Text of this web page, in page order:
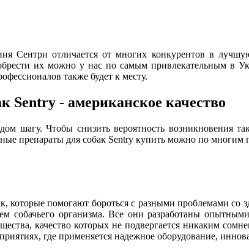
Сентри отличается от многих конкурентов в
их можно у нас по самым привлекательным в
также будет к месту.
Sentry - американское качество
шагу. Чтобы снизить вероятность возникновения
препараты для собак Sentry купить можно по многим
помогают бороться с разными проблемами со
собачьего организма. Все они разработаны
качество которых не подвергается никаким
где применяется надежное оборудование,